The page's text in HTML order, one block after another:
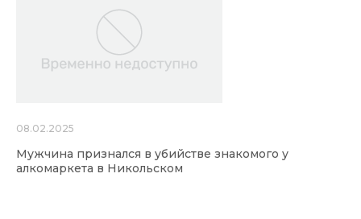
08.02.2025
Мужчина признался в убийстве знакомого у
алкомаркета в Никольском